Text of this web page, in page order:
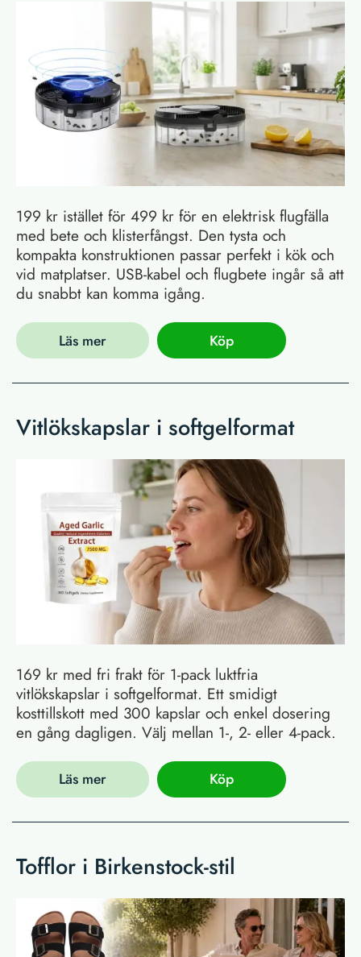
199 kr istället för 499 kr för en elektrisk flugfälla
med bete och klisterfångst. Den tysta och
kompakta konstruktionen passar perfekt i kök och
vid matplatser. USB-kabel och flugbete ingår så att
du snabbt kan komma igång.
Läs mer Köp
Vitlökskapslar i softgelformat
169 kr med fri frakt för 1-pack luktfria
vitlökskapslar i softgelformat. Ett smidigt
kosttillskott med 300 kapslar och enkel dosering
en gång dagligen. Välj mellan 1-, 2- eller 4-pack.
Läs mer Köp
Tofflor i Birkenstock-stil